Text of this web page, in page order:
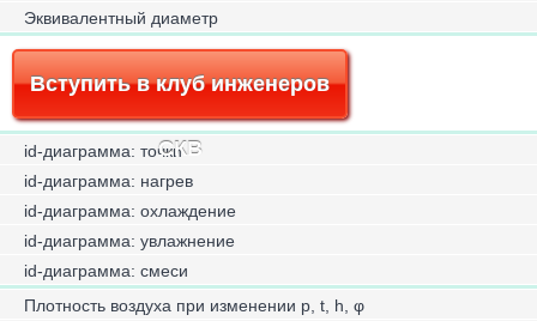
Эквивалентный диаметр
Вступить в клуб инженеров
СКВ
id-диаграмма: точки
id-диаграмма: нагрев
id-диаграмма: охлаждение
id-диаграмма: увлажнение
id-диаграмма: смеси
Плотность воздуха при изменении p, t, h, φ